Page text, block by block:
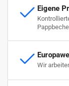
Eigene
Wir